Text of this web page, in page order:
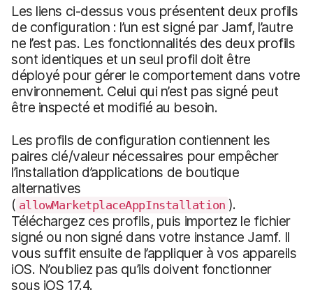
Les liens ci-dessus vous présentent deux profils
de configuration : l’un est signé par Jamf, l’autre
ne l’est pas. Les fonctionnalités des deux profils
sont identiques et un seul profil doit être
déployé pour gérer le comportement dans votre
environnement. Celui qui n’est pas signé peut
être inspecté et modifié au besoin.
Les profils de configuration contiennent les
paires clé/valeur nécessaires pour empêcher
l’installation d’applications de boutique
alternatives
( allowMarketplaceAppInstallation ).
Téléchargez ces profils, puis importez le fichier
signé ou non signé dans votre instance Jamf. Il
vous suffit ensuite de l’appliquer à vos appareils
iOS. N’oubliez pas qu’ils doivent fonctionner
sous iOS 17.4.